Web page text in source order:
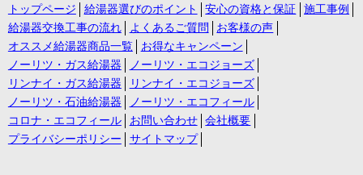
トップページ 給湯器選びのポイント 安心の資格と保証
施工事例
給湯器交換工事の流れ
よくあるご質問
お客様の声
オススメ給湯器商品一覧
お得なキャンペーン
ノーリツ・ガス給湯器
ノーリツ・エコジョーズ
リンナイ・ガス給湯器
リンナイ・エコジョーズ
ノーリツ・石油給湯器
ノーリツ・エコフィール
コロナ・エコフィール
お問い合わせ
会社概要
プライバシーポリシー
サイトマップ